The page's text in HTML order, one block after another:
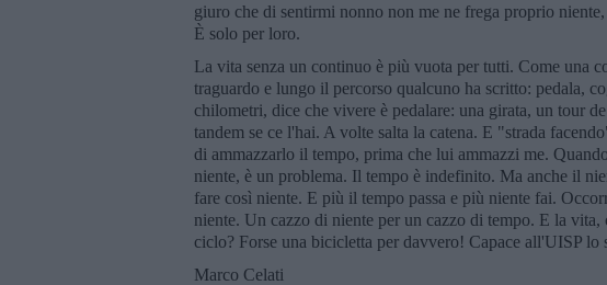
giuro che di sentirmi nonno non me ne frega proprio
È solo per loro.
La vita senza un continuo è più vuota per tutti. Come una
traguardo e lungo il percorso qualcuno ha scritto: pedala,
chilometri, dice che vivere è pedalare: una girata, un tour
tandem se ce l'hai. A volte salta la catena. E "strada
di ammazzarlo il tempo, prima che lui ammazzi me.
niente, è un problema. Il tempo è indefinito. Ma anche il
fare così niente. E più il tempo passa e più niente fai.
niente. Un cazzo di niente per un cazzo di tempo. E la
ciclo? Forse una bicicletta per davvero! Capace all'UISP
Marco Celati